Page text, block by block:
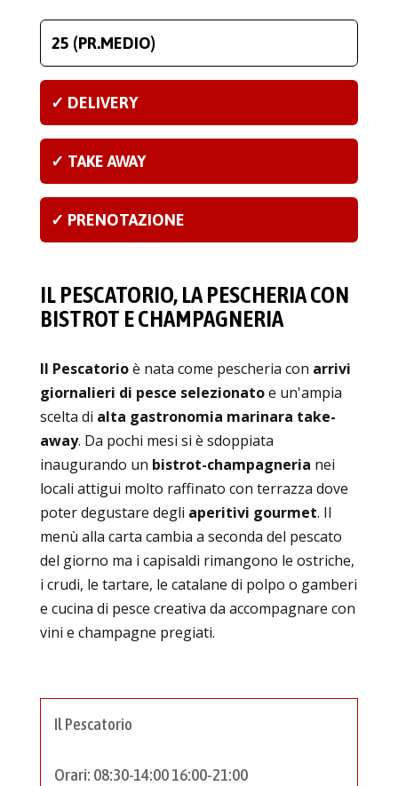
25 (PR.MEDIO)
✓ DELIVERY
✓ TAKE AWAY
✓ PRENOTAZIONE
IL PESCATORIO, LA PESCHERIA CON
BISTROT E CHAMPAGNERIA
Il Pescatorioè nata come pescheria con arrivi
giornalieri di pesce selezionatoe un'ampia
scelta di alta gastronomia marinara take-
away. Da pochi mesi si è sdoppiata
inaugurando un bistrot-champagneria nei
locali attigui molto raffinato con terrazza dove
poter degustare degli aperitivi gourmet. Il
menù alla carta cambia a seconda del pescato
del giorno ma i capisaldi rimangono le ostriche,
i crudi, le tartare, le catalane di polpo o gamberi
e cucina di pesce creativa da accompagnare con
vini e champagne pregiati.
Il Pescatorio
Orari: 08:30-14:00 16:00-21:00